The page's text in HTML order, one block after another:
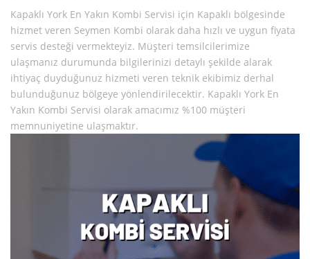
Kapaklı York En Yakın Kombi Servisi için Kapaklı bölgesinde
hizmet veren Seymen Kombi olarak daha hızlı ve uygun fiyata
servis desteği vermekteyiz. Müşteri temsilcilerimize
ulaşmanız durumunda bilgilerinizi detaylı şekilde alarak
ihtiyaç duyduğunuz hizmeti veren teknik ekibimiz derhal
bulunduğunuz bölgeye yönlendirilecektir. Kapaklı York En
Yakın Kombi Servisi olarak amacımız %100 müşteri
memnuniyetine ulaşmaktır.